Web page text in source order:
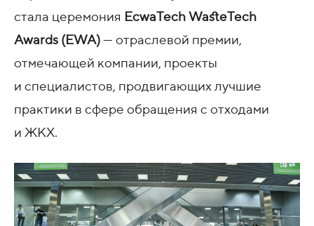
стала церемония EcwaTech WasteTech
Awards (EWA) — отраслевой премии,
отмечающей компании, проекты
и специалистов, продвигающих лучшие
практики в сфере обращения с отходами
и ЖКХ.